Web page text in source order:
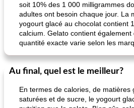
soit 10% des 1 000 milligrammes
adultes ont besoin chaque jour. La
yogourt glacé au chocolat contient
calcium. Gelato contient également
quantité exacte varie selon les
Au final, quel est le meilleur?
En termes de calories, de matières
saturées et de sucre, le yogourt